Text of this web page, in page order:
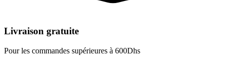
Livraison gratuite
Pour les commandes supérieures à 600Dhs